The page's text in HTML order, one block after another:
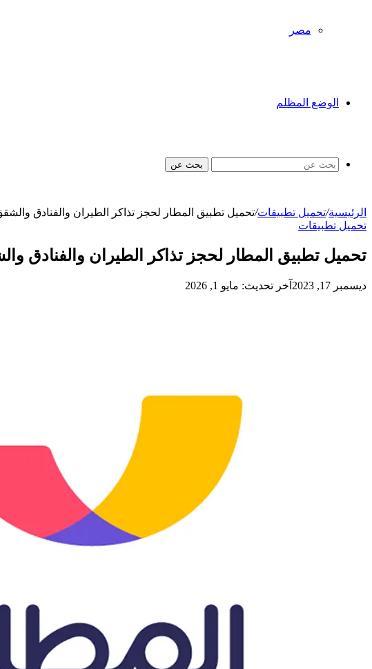
مصر
الوضع المظلم
بحث عن
الرئيسية/تحميل تطبيقات/تحميل تطبيق المطار لحجز تذاكر الطيران والفنادق
تحميل تطبيقات
تحميل تطبيق المطار لحجز تذاكر الطيران والفنادق
ديسمبر 17, 2023 آخر تحديث: مايو 1, 2026